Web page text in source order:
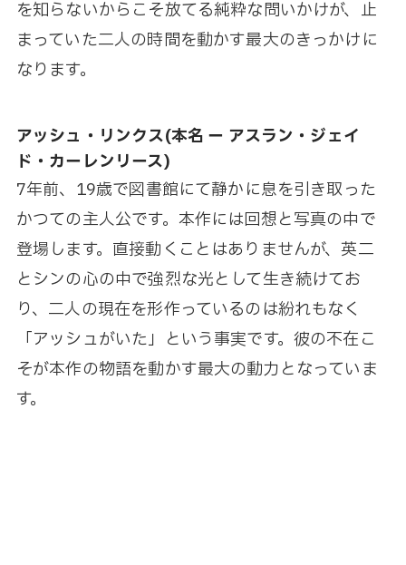
を知らないからこそ放てる純粋な問いかけが、止
まっていた二人の時間を動かす最大のきっかけに
なります。
アッシュ・リンクス(本名 ー アスラン・ジェイ
ド・カーレンリース)
7年前、19歳で図書館にて静かに息を引き取った
かつての主人公です。本作には回想と写真の中で
登場します。直接動くことはありませんが、英二
とシンの心の中で強烈な光として生き続けてお
り、二人の現在を形作っているのは紛れもなく
「アッシュがいた」という事実です。彼の不在こ
そが本作の物語を動かす最大の動力となっていま
す。